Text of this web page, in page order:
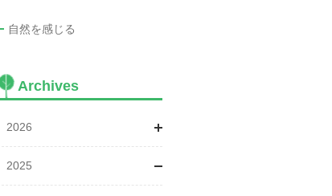
自然を感じる
Archives
2026
1月
2025